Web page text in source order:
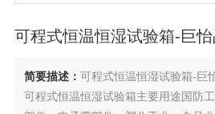
可程式恒温恒湿试验箱-巨
简要描述： 可程式恒温恒湿试验箱-巨
可程式恒温恒湿试验箱主要用途国防